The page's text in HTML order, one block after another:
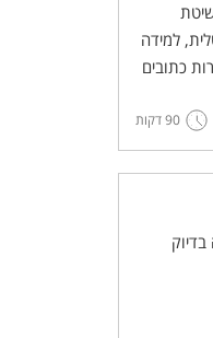
למידה
כתובים
הוראה
של
לימודית
90 דקות